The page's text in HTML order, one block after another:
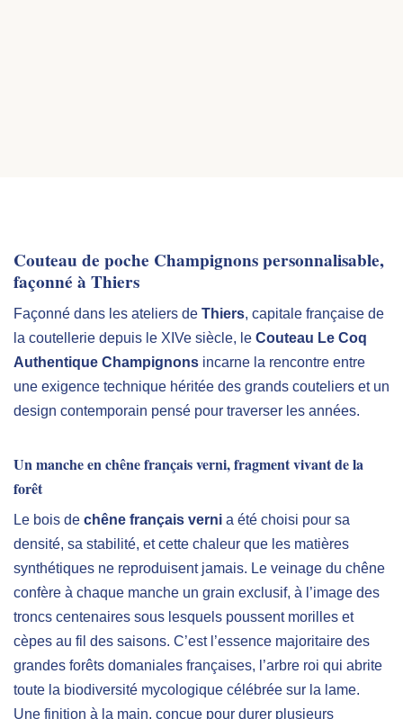
Couteau de poche Champignons personnalisable,
façonné à Thiers
Façonné dans les ateliers de Thiers, capitale française de
la coutellerie depuis le XIVe siècle, le Couteau Le Coq
Authentique Champignons incarne la rencontre entre
une exigence technique héritée des grands couteliers et un
design contemporain pensé pour traverser les années.
Un manche en chêne français verni, fragment vivant de la
forêt
Le bois de chêne français verni a été choisi pour sa
densité, sa stabilité, et cette chaleur que les matières
synthétiques ne reproduisent jamais. Le veinage du chêne
confère à chaque manche un grain exclusif, à l’image des
troncs centenaires sous lesquels poussent morilles et
cèpes au fil des saisons. C’est l’essence majoritaire des
grandes forêts domaniales françaises, l’arbre roi qui abrite
toute la biodiversité mycologique célébrée sur la lame.
Une finition à la main, conçue pour durer plusieurs